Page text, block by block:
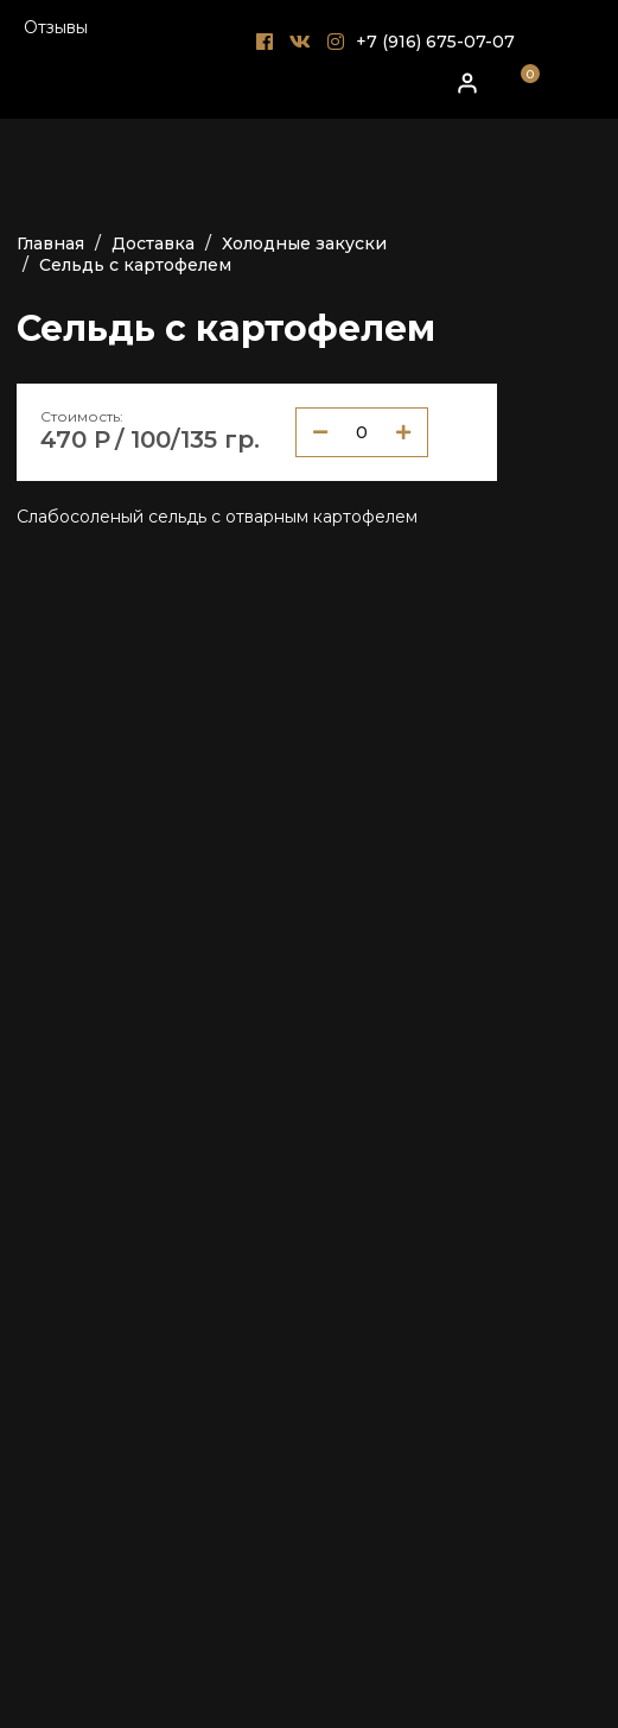
Отзывы
+7 (916) 675-07-07
0
Главная Доставка
Холодные закуски
Сельдь с картофелем
Сельдь с картофелем
Стоимость:
470 Р/ 100/135 гр. 0
Слабосоленый сельдь с отварным картофелем